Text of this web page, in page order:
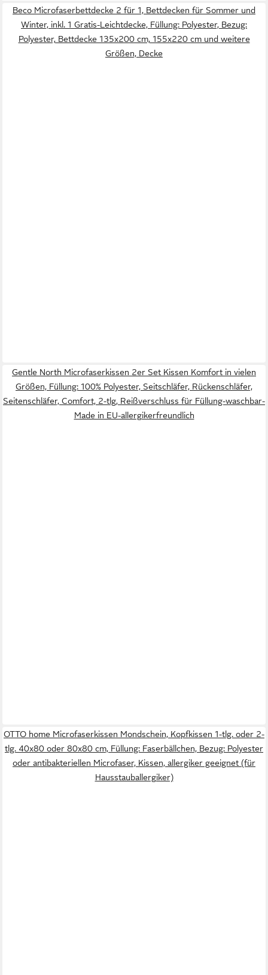
Beco Microfaserbettdecke 2 für 1, Bettdecken für Sommer und
Winter, inkl. 1 Gratis-Leichtdecke, Füllung: Polyester, Bezug:
Polyester, Bettdecke 135x200 cm, 155x220 cm und weitere
Größen, Decke
Gentle North Microfaserkissen 2er Set Kissen Komfort in vielen
Größen, Füllung: 100% Polyester, Seitschläfer, Rückenschläfer,
Seitenschläfer, Comfort, 2-tlg, Reißverschluss für Füllung-waschbar-
Made in EU-allergikerfreundlich
OTTO home Microfaserkissen Mondschein, Kopfkissen 1-tlg. oder 2-
tlg. 40x80 oder 80x80 cm, Füllung: Faserbällchen, Bezug: Polyester
oder antibakteriellen Microfaser, Kissen, allergiker geeignet (für
Hausstauballergiker)